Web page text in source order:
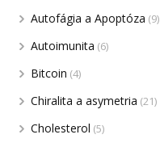
Autofágia a Apoptóza (9)
Autoimunita (6)
Bitcoin (4)
Chiralita a asymetria (21)
Cholesterol (5)